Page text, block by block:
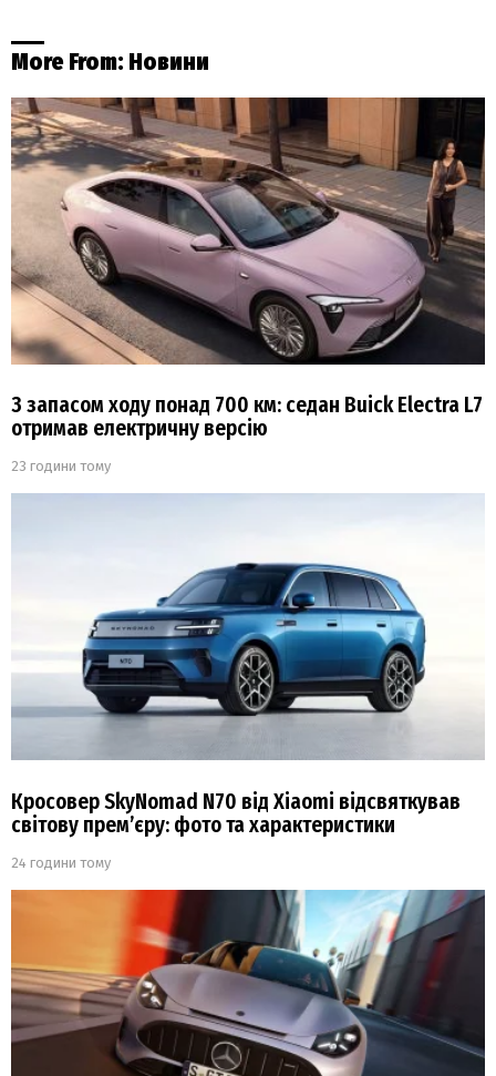
More From: Новини
З запасом ходу понад 700 км: седан Buick Electra L7
отримав електричну версію
23 години тому
Кросовер SkyNomad N70 від Xiaomi відсвяткував
світову прем’єру: фото та характеристики
24 години тому